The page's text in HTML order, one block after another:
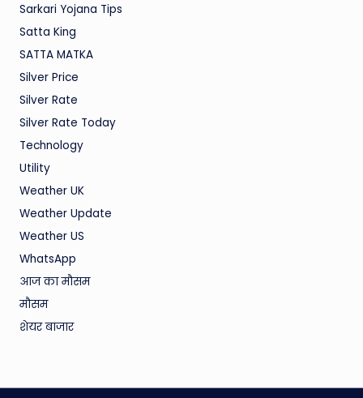
Sarkari Yojana Tips
Satta King
SATTA MATKA
Silver Price
Silver Rate
Silver Rate Today
Technology
Utility
Weather UK
Weather Update
Weather US
WhatsApp
आज का मौसम
मौसम
शेयर बाजार